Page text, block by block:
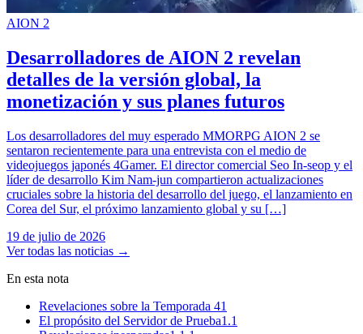
AION 2
Desarrolladores de AION 2 revelan
detalles de la versión global, la
monetización y sus planes futuros
Los desarrolladores del muy esperado MMORPG AION 2 se
sentaron recientemente para una entrevista con el medio de
videojuegos japonés 4Gamer. El director comercial Seo In-seop y el
líder de desarrollo Kim Nam-jun compartieron actualizaciones
cruciales sobre la historia del desarrollo del juego, el lanzamiento en
Corea del Sur, el próximo lanzamiento global y su […]
19 de julio de 2026
Ver todas las noticias →
En esta nota
Revelaciones sobre la Temporada 41
El propósito del Servidor de Prueba1.1